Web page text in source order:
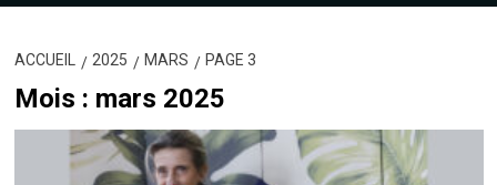
ACCUEIL 2025 MARS PAGE 3
Mois : mars 2025